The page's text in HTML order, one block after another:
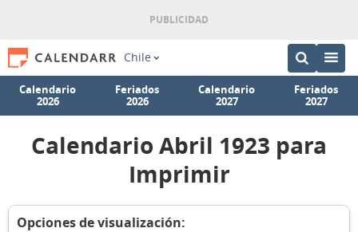
Chile
Calendario
2026
Feriados
2026
Calendario
2027
Feriados
2027
Calendario Abril 1923 para
Imprimir
Opciones de visualización: